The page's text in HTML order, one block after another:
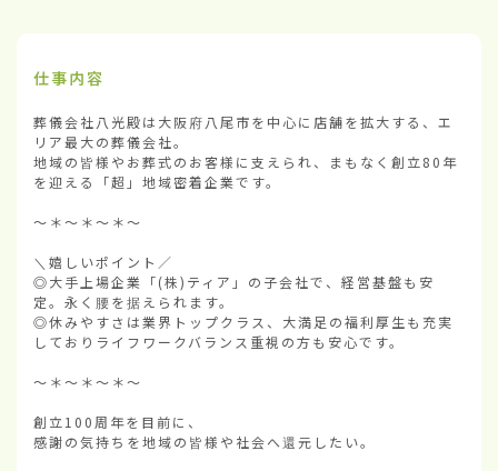
仕事内容
葬儀会社八光殿は大阪府八尾市を中心に店舗を拡大する、エ
リア最大の葬儀会社。
地域の皆様やお葬式のお客様に支えられ、まもなく創立80年
を迎える「超」地域密着企業です。
～＊～＊～＊～
＼嬉しいポイント／
◎大手上場企業「(株)ティア」の子会社で、経営基盤も安
定。永く腰を据えられます。
◎休みやすさは業界トップクラス、大満足の福利厚生も充実
しておりライフワークバランス重視の方も安心です。
～＊～＊～＊～
創立100周年を目前に、
感謝の気持ちを地域の皆様や社会へ還元したい。